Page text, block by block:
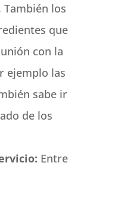
los
que
con la
ejemplo las
sabe ir
de los
Entre